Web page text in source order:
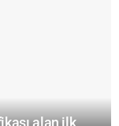
alan ilk